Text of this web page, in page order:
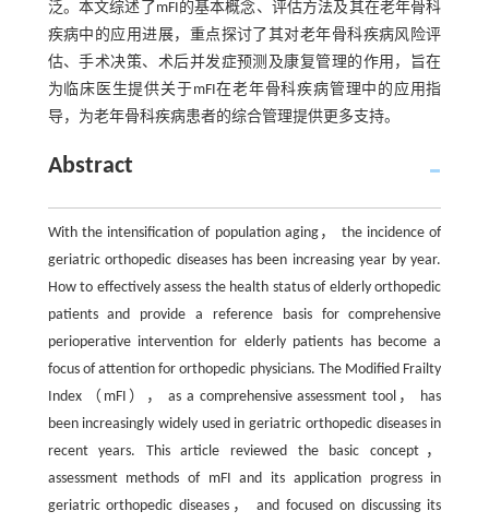
泛。本文综述了mFI的基本概念、评估方法及其在老年骨科
疾病中的应用进展，重点探讨了其对老年骨科疾病风险评
估、手术决策、术后并发症预测及康复管理的作用，旨在
为临床医生提供关于mFI在老年骨科疾病管理中的应用指
导，为老年骨科疾病患者的综合管理提供更多支持。
Abstract
With the intensification of population aging， the incidence of
geriatric orthopedic diseases has been increasing year by year.
How to effectively assess the health status of elderly orthopedic
patients and provide a reference basis for comprehensive
perioperative intervention for elderly patients has become a
focus of attention for orthopedic physicians. The Modified Frailty
Index （mFI）， as a comprehensive assessment tool， has
been increasingly widely used in geriatric orthopedic diseases in
recent years. This article reviewed the basic concept，
assessment methods of mFI and its application progress in
geriatric orthopedic diseases， and focused on discussing its